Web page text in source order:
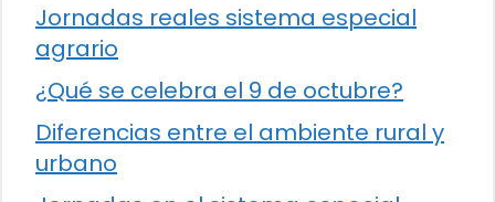
Jornadas reales sistema especial
agrario
¿Qué se celebra el 9 de octubre?
Diferencias entre el ambiente rural y
urbano